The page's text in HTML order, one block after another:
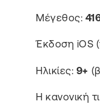
Μέγεθος:
Έκδοση iOS
Ηλικίες: 9+
Η κανονική